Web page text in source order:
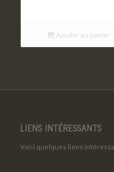
Ajouter au panier
LIENS INTÉRESSANTS
Voici quelques liens